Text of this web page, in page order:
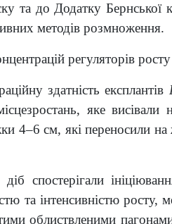
та до Додатку Бернської
методів розмноження.
регуляторів росту
здатність експлантів
яке
4–6 см, які переносили
спостерігали
та інтенсивністю
облиствленими